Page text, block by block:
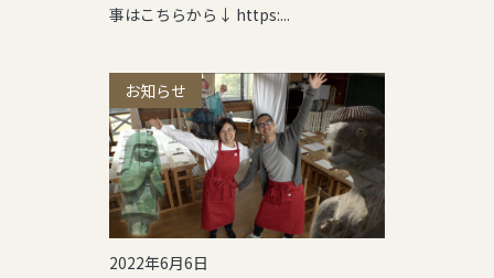
事はこちらから↓ https:...
お知らせ
2022年6月6日